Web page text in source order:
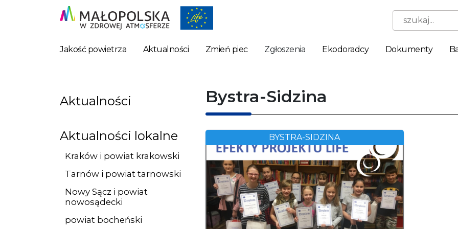
szukaj...
Jakość powietrza Aktualności Zmień piec Zgłoszenia Ekodoradcy Dokumenty
Aktualności
Aktualności lokalne
Kraków i powiat krakowski
Tarnów i powiat tarnowski
Nowy Sącz i powiat
nowosądecki
powiat bocheński
Bystra-Sidzina
BYSTRA-SIDZINA
Niezbędne
Te pliki
cookie nie
są
opcjonalne.
Są